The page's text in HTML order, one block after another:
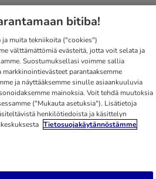
Julkaisutiedot
DSA
sovellus
Kanta-asiakasedut
bitiba!
ja muita tekniikoita ("cookies")
välttämättömiä evästeitä, jotta voit selata ja
Suostumuksellasi voimme sallia
parantaaksemme
ja näyttääksemme sinulle asiaankuuluvia
mainoksia. Voit tehdä muutoksia
("Mukauta asetuksia"). Lisätietoja
henkilötiedoista ja käsittelyn
Tietosuojakäytännöstämme